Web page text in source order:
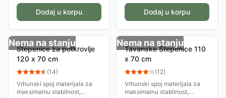
Dodaj u korpu Dodaj u korpu
Nema na stanju
Stepenice za potkrovlje
120 x 70 cm
(14)
Vrhunski spoj materijala za
maksimalnu stabilnost,
Nema na stanju
Tavanske Stepenice 110
x 70 cm
(12)
Vrhunski spoj materijala za
maksimalnu stabilnost,